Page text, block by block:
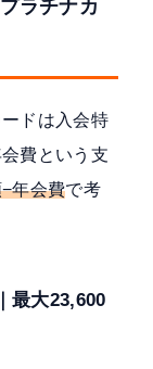
ラチナカ
ドは入会特
費という支
年会費で考
最大23,600